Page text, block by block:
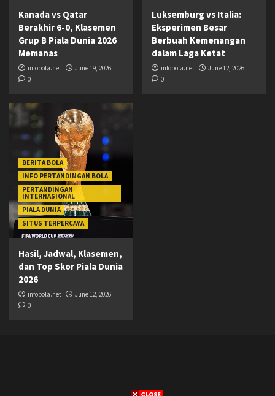
Kanada vs Qatar
Berakhir 6-0, Klasemen
Grup B Piala Dunia 2026
Memanas
infobola.net
June 19, 2026
0
Luksemburg vs Italia:
Eksperimen Besar
Berbuah Kemenangan
dalam Laga Ketat
infobola.net
June 12, 2026
0
BERITA BOLA
INFO PERTANDINGAN BOLA
PERTANDINGAN
INTERNASIONAL
PIALA DUNIA
SITUS TERPERCAYA
Hasil, Jadwal, Klasemen,
dan Top Skor Piala Dunia
2026
infobola.net
June 12, 2026
0